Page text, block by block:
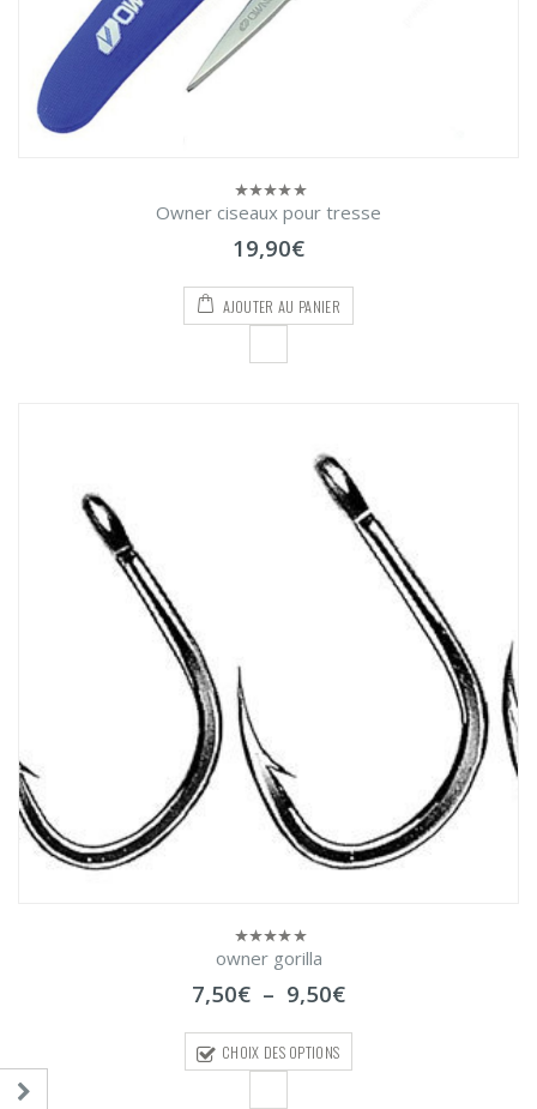
0
5
Owner ciseaux pour tresse
19,90€
AJOUTER AU PANIER
0
5
owner gorilla
7,50€ – 9,50€Plage
prix :
à
CHOIX DES OPTIONS